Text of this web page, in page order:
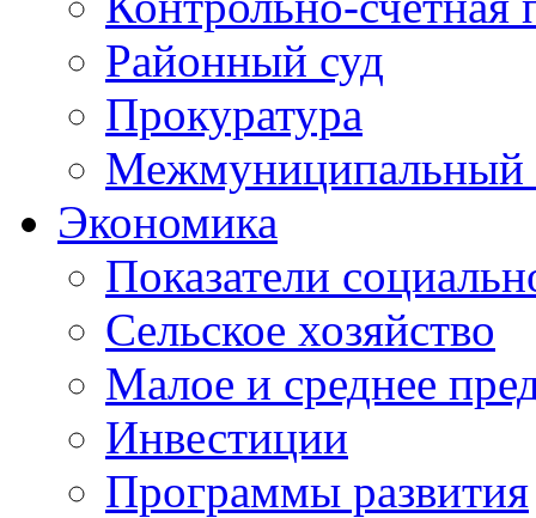
Районный суд
Прокуратура
Межмуниципальный
Экономика
Показатели
Сельское хозяйство
Малое и среднее
Инвестиции
Программы развития